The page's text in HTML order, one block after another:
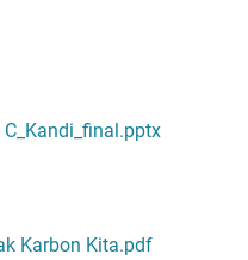
Karbon Kita.pdf